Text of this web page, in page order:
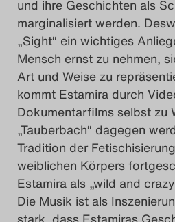
und ihre Geschichten als
marginalisiert werden.
„Sight“ ein wichtiges
Mensch ernst zu nehmen,
Art und Weise zu
kommt Estamira durch
Dokumentarfilms selbst zu
„Tauberbach“ dagegen
Tradition der
weiblichen Körpers
Estamira als „wild and
Die Musik ist als